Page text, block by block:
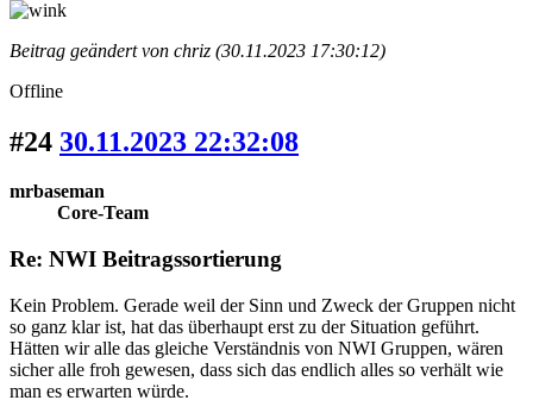
Beitrag geändert von chriz (30.11.2023 17:30:12)
Offline
#24 30.11.2023 22:32:08
mrbaseman
Core-Team
Re: NWI Beitragssortierung
Kein Problem. Gerade weil der Sinn und Zweck der Gruppen nicht
so ganz klar ist, hat das überhaupt erst zu der Situation geführt.
Hätten wir alle das gleiche Verständnis von NWI Gruppen, wären
sicher alle froh gewesen, dass sich das endlich alles so verhält wie
man es erwarten würde.